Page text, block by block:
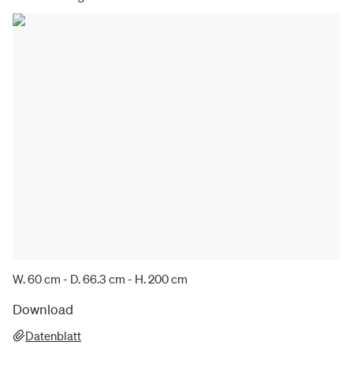
W. 60 cm - D. 66.3 cm - H. 200 cm
Download
Datenblatt